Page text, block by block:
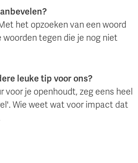
het opzoeken van een woord
woorden tegen die je nog niet
leuke tip voor ons?
voor je openhoudt, zeg eens heel
Wie weet wat voor impact dat